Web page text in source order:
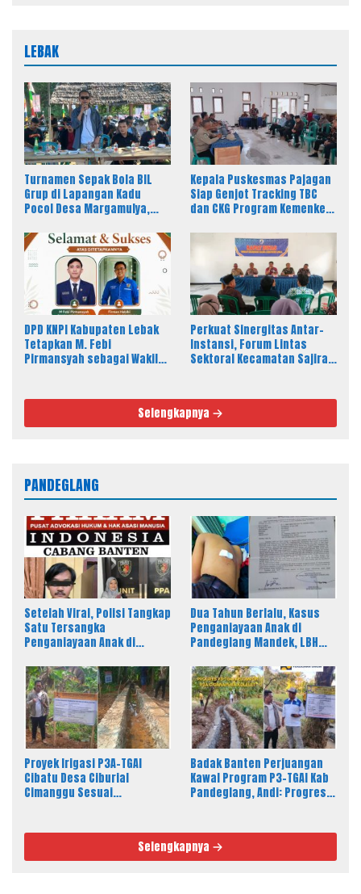
LEBAK
Turnamen Sepak Bola BIL
Grup di Lapangan Kadu
Pocol Desa Margamulya,
Jayabaya
Kepala Puskesmas Pajagan
Siap Genjot Tracking TBC
dan CKG Program Kemenkes
DPD KNPI Kabupaten Lebak
Tetapkan M. Febi
Pirmansyah sebagai Wakil
Perkuat Sinergitas Antar-
Instansi, Forum Lintas
Sektoral Kecamatan Sajira
Selengkapnya
PANDEGLANG
Setelah Viral, Polisi Tangkap
Satu Tersangka
Penganiayaan Anak di
Banten Desak 4 Tersangka
Lain Segera Diproses
Dua Tahun Berlalu, Kasus
Penganiayaan Anak di
Pandeglang Mandek, LBH
Pelaku
Proyek Irigasi P3A-TGAI
Cibatu Desa Ciburial
Cimanggu Sesuai
Badak Banten Perjuangan
Kawal Program P3-TGAI Kab
Pandeglang, Andi: Progres
Selengkapnya